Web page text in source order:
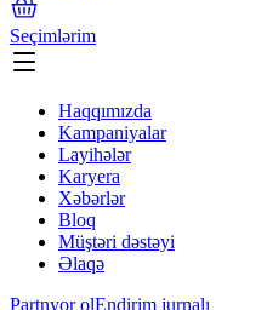
Seçimlərim
Haqqımızda
Kampaniyalar
Layihələr
Karyera
Xəbərlər
Bloq
Müştəri dəstəyi
Əlaqə
Partnyor olEndirim jurnalı